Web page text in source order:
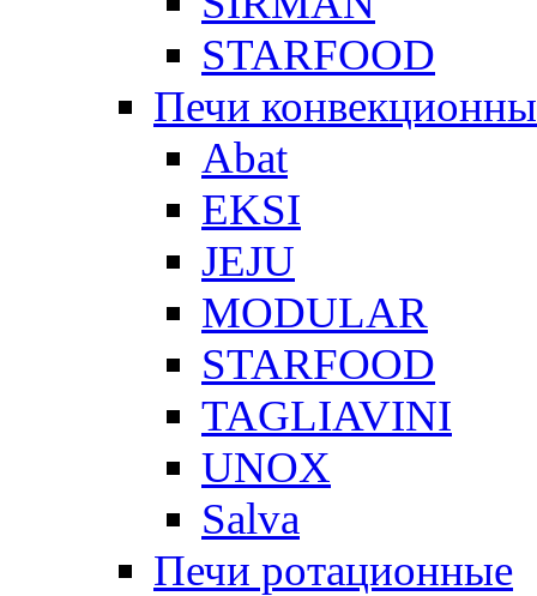
STARFOOD
Печи
Abat
EKSI
JEJU
MODULAR
STARFOOD
TAGLIAVINI
UNOX
Salva
Печи ротационные